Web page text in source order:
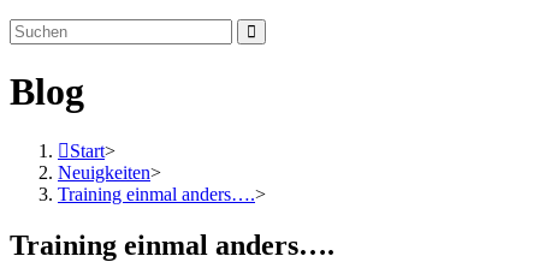
Blog
Start>
Neuigkeiten>
Training einmal anders….>
Training einmal anders….